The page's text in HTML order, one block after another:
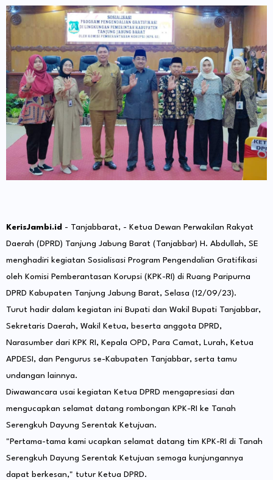
KerisJambi.id - Tanjabbarat, - Ketua Dewan Perwakilan Rakyat
Daerah (DPRD) Tanjung Jabung Barat (Tanjabbar) H. Abdullah, SE
menghadiri kegiatan Sosialisasi Program Pengendalian Gratifikasi
oleh Komisi Pemberantasan Korupsi (KPK-RI) di Ruang Paripurna
DPRD Kabupaten Tanjung Jabung Barat, Selasa (12/09/23).
Turut hadir dalam kegiatan ini Bupati dan Wakil Bupati Tanjabbar,
Sekretaris Daerah, Wakil Ketua, beserta anggota DPRD,
Narasumber dari KPK RI, Kepala OPD, Para Camat, Lurah, Ketua
APDESI, dan Pengurus se-Kabupaten Tanjabbar, serta tamu
undangan lainnya.
Diwawancara usai kegiatan Ketua DPRD mengapresiasi dan
mengucapkan selamat datang rombongan KPK-RI ke Tanah
Serengkuh Dayung Serentak Ketujuan.
"Pertama-tama kami ucapkan selamat datang tim KPK-RI di Tanah
Serengkuh Dayung Serentak Ketujuan semoga kunjungannya
dapat berkesan," tutur Ketua DPRD.